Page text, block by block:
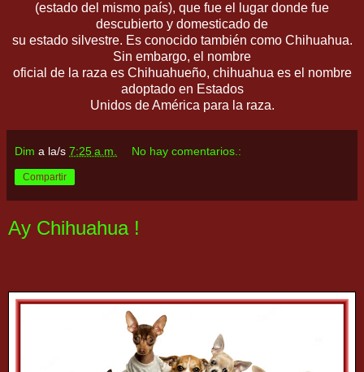
(estado del mismo país), que fue el lugar donde fue
descubierto y domesticado de
su estado silvestre. Es conocido también como Chihuahua.
Sin embargo, el nombre
oficial de la raza es Chihuahueño, chihuahua es el nombre
adoptado en Estados
Unidos de América para la raza.
Dim a la/s 7:25 a.m. No hay comentarios.:
Compartir
Ay Chihuahua !